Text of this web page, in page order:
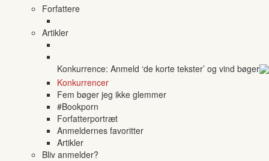
Forfattere
Artikler
Konkurrence: Anmeld ‘de korte tekster’ og vind bøger
Konkurrencer
Fem bøger jeg ikke glemmer
#Bookporn
Forfatterportræt
Anmeldernes favoritter
Artikler
Bliv anmelder?